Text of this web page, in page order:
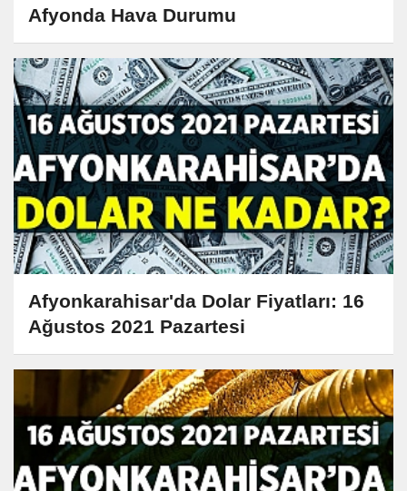
Afyonda Hava Durumu
Afyonkarahisar'da Dolar Fiyatları: 16
Ağustos 2021 Pazartesi